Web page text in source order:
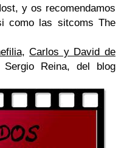
y os recomendamos
como las sitcoms The
,Carlos y David de
Reina, del blog